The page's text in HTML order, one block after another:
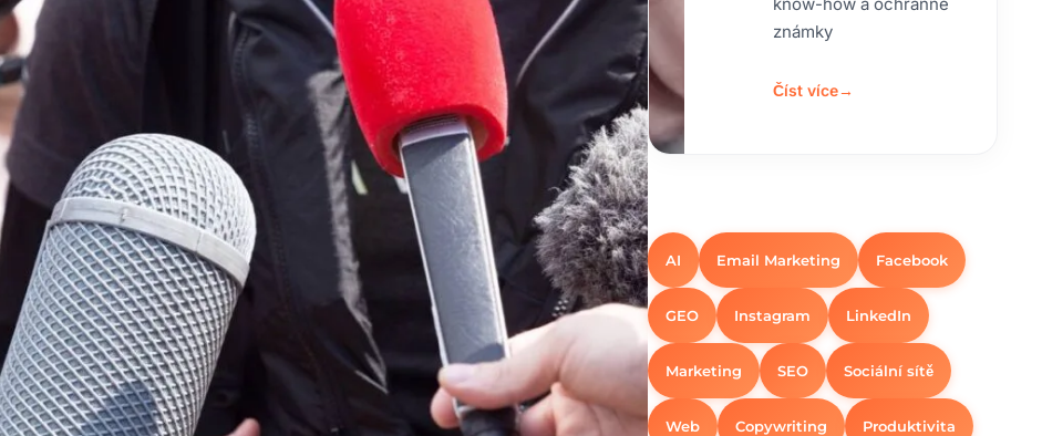
známky
Číst více→
AI Email Marketing Facebook
GEO Instagram LinkedIn
Marketing SEO Sociální sítě
Web Copywriting Produktivita